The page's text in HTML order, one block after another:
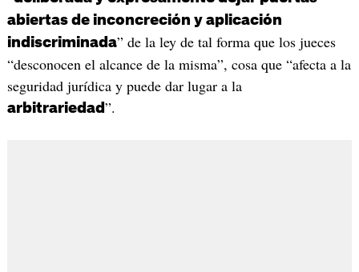
abiertas de inconcreción y aplicación
indiscriminada” de la ley de tal forma que los jueces
“desconocen el alcance de la misma”, cosa que “afecta a la
seguridad jurídica y puede dar lugar a la
arbitrariedad ”.